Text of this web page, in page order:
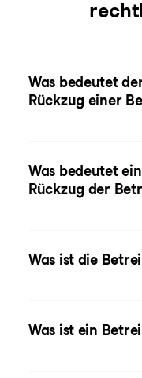
Was bedeutet
Rückzug einer
Was bedeutet
Rückzug der
Was ist die
Was ist ein